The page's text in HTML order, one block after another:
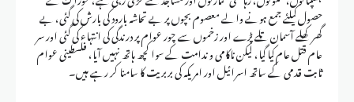
حصول کیلئے جمع ہونے والے معصوم بچوں پر بے تحاشہ بارود کی بارش کی گئی، بے
گھر کھلے آسمان تلے پڑے اور زخموں سے چور عوام پر درندگی کی انتہاء کی گئی اور سر
عام قتل عام کیا گیا، لیکن ناکامی و ندامت کے سوا کچھ ہاتھ نہیں آیا، فلسطینی عوام
ثابت قدمی کے ساتھ اسرائیل اور امریکہ کی بربریت کا سامنا کر رہے ہیں۔